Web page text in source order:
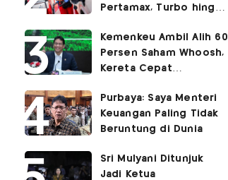
Pertamax, Turbo hingga
Agustus 2026
Kemenkeu Ambil Alih 60
Persen Saham Whoosh,
Kereta Cepat
Surabaya
Purbaya: Saya Menteri
Keuangan Paling Tidak
Beruntung di Dunia
Sri Mulyani Ditunjuk
Jadi Ketua